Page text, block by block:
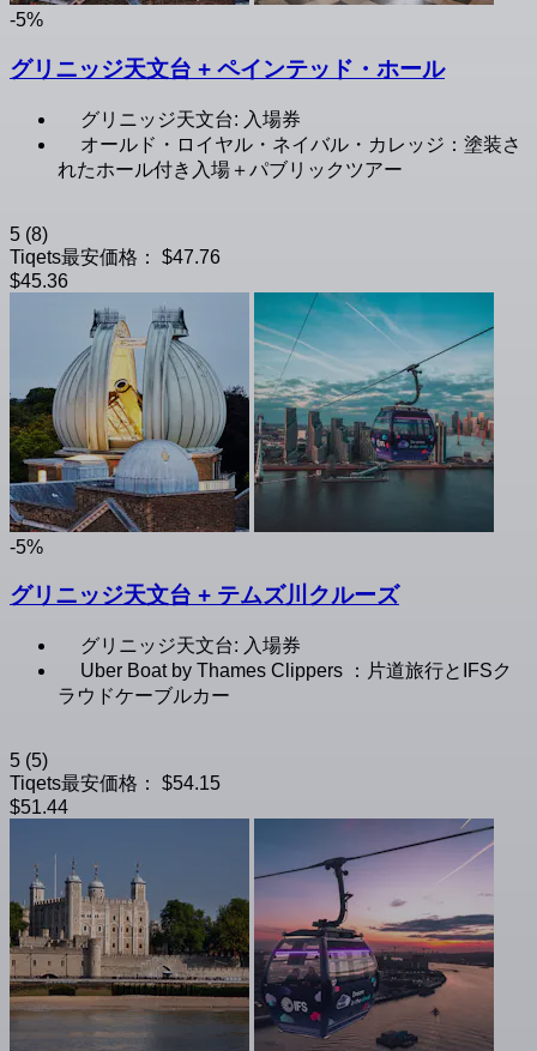
-5%
グリニッジ天文台 + ペインテッド・ホール
グリニッジ天文台: 入場券
オールド・ロイヤル・ネイバル・カレッジ：塗装さ
れたホール付き入場＋パブリックツアー
5 (8)
Tiqets最安価格：
$47.76
$45.36
-5%
グリニッジ天文台 + テムズ川クルーズ
グリニッジ天文台: 入場券
Uber Boat by Thames Clippers ：片道旅行とIFSク
ラウドケーブルカー
5 (5)
Tiqets最安価格：
$54.15
$51.44